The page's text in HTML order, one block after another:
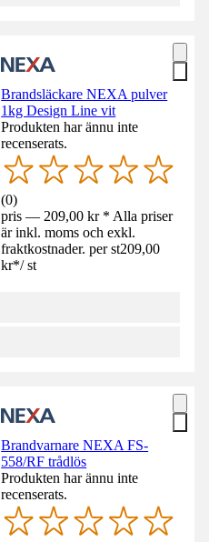
Brandsläckare NEXA pulver
1kg Design Line vit
Produkten har ännu inte
recenserats.
(0)
pris — 209,00 kr * Alla priser
är inkl. moms och exkl.
fraktkostnader. per st209,00
kr*/ st
Brandvarnare NEXA FS-
558/RF trådlös
Produkten har ännu inte
recenserats.